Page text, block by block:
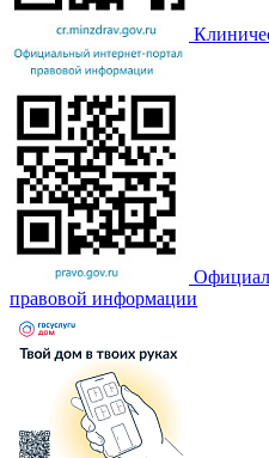
правовой информации